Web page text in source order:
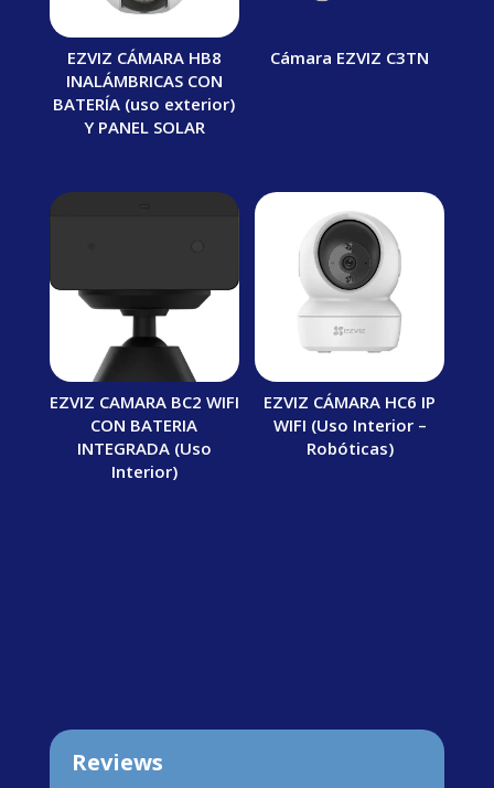
EZVIZ CÁMARA HB8
INALÁMBRICAS CON
BATERÍA (uso exterior)
Y PANEL SOLAR
Cámara EZVIZ C3TN
EZVIZ CAMARA BC2 WIFI
CON BATERIA
INTEGRADA (Uso
Interior)
EZVIZ CÁMARA HC6 IP
WIFI (Uso Interior –
Robóticas)
Reviews